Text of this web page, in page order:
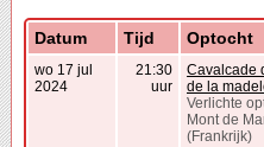
Datum Tijd Optocht
wo 17 jul
2024
21:30
uur
Cavalcade
de la
Verlichte
Mont de
(Frankrijk)